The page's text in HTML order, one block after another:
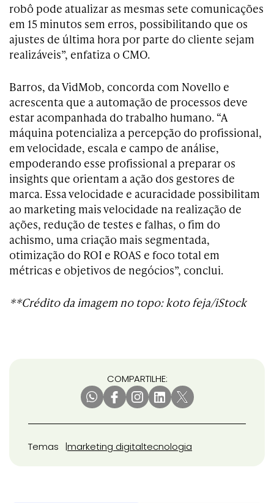
robô pode atualizar as mesmas sete comunicações
em 15 minutos sem erros, possibilitando que os
ajustes de última hora por parte do cliente sejam
realizáveis”, enfatiza o CMO.
Barros, da VidMob, concorda com Novello e
acrescenta que a automação de processos deve
estar acompanhada do trabalho humano. “A
máquina potencializa a percepção do profissional,
em velocidade, escala e campo de análise,
empoderando esse profissional a preparar os
insights que orientam a ação dos gestores de
marca. Essa velocidade e acuracidade possibilitam
ao marketing mais velocidade na realização de
ações, redução de testes e falhas, o fim do
achismo, uma criação mais segmentada,
otimização do ROI e ROAS e foco total em
métricas e objetivos de negócios”, conclui.
**Crédito da imagem no topo: koto feja/iStock
COMPARTILHE:
Temas marketing digitaltecnologia